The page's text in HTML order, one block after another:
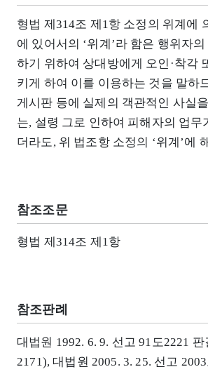
형법 제314조 제1항 소정의 위계에
에 있어서의 ‘위계’라 함은 행위자
하기 위하여 상대방에게 오인·착각
키게 하여 이를 이용하는 것을 말하
게시판 등에 실제의 객관적인 사실
는, 설령 그로 인하여 피해자의 업무
더라도, 위 법조항 소정의 ‘위계’에
참조조문
형법 제314조 제1항
참조판례
대법원 1992. 6. 9. 선고 91도2221
2171), 대법원 2005. 3. 25. 선고